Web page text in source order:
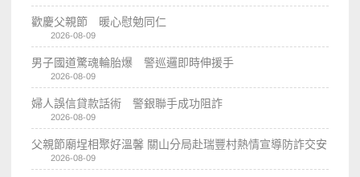
歡慶父親節 暖心慰勉同仁
2026-08-09
男子國道驚魂輪胎爆 警巡邏即時伸援手
2026-08-09
婦人誤信貸款話術 警銀聯手成功阻詐
2026-08-09
父親節廟埕相聚好溫馨 關山分局赴瑞豐村熱情宣導防詐交安
2026-08-09